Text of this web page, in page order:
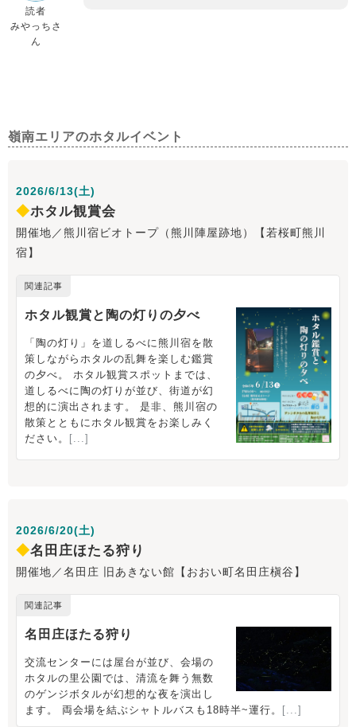
読者
みやっちさ
ん
嶺南エリアのホタルイベント
2026/6/13(土)
◆ホタル観賞会
開催地／熊川宿ビオトープ（熊川陣屋跡地）【若桜町熊川
宿】
2026/6/20(土)
◆名田庄ほたる狩り
開催地／名田庄 旧あきない館【おおい町名田庄槇谷】